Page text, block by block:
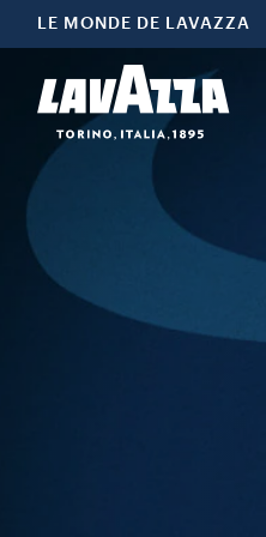
LE MONDE DE LAVAZZA